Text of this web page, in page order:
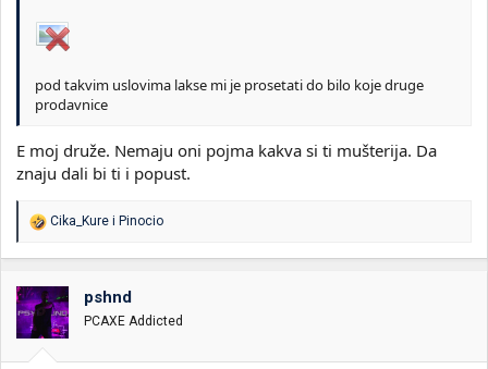
pod takvim uslovima lakse mi je prosetati do bilo koje druge
prodavnice
E moj druže. Nemaju oni pojma kakva si ti mušterija. Da
znaju dali bi ti i popust.
R
o
v
a
n
Cika_Kure i Pinocio
pshnd
PCAXE Addicted